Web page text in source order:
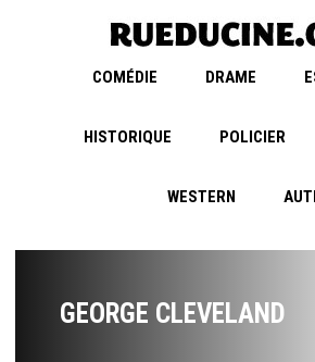
COMÉDIE DRAME
HISTORIQUE POLICIER
WESTERN
GEORGE CLEVELAND